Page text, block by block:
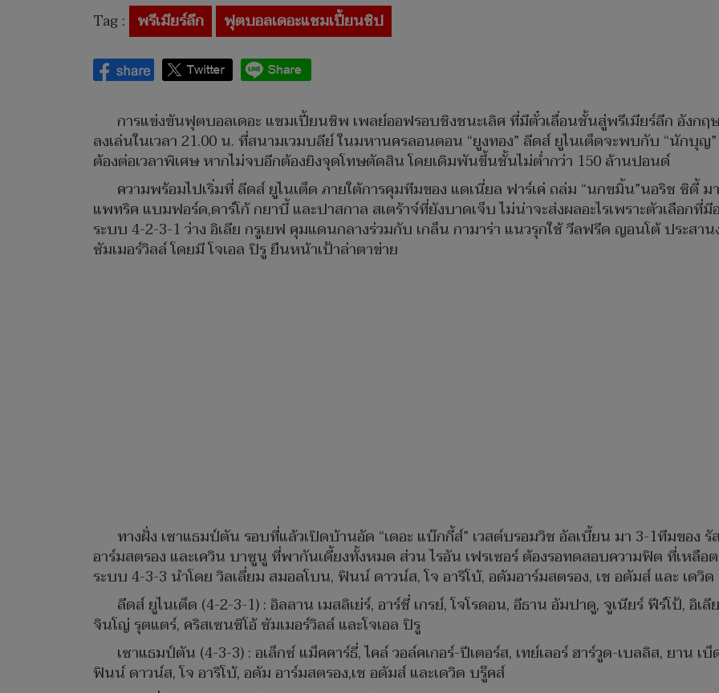
Tag : พรีเมียร์ลีก ฟุตบอลเดอะแชมเปี้ยนชิป
การแข่งขันฟุตบอลเดอะ แชมเปี้ยนชิพ เพลย์ออฟรอบชิงชนะเลิศ ที่มีตั๋วเลื่อนชั้นสู่พรีเมียร์ลีก อังก
ลงเล่นในเวลา 21.00 น. ที่สนามเวมบลีย์ ในมหานครลอนดอน “ยูงทอง” ลีดส์ ยูไนเต็ดจะพบกับ “นักบุญ
ต้องต่อเวลาพิเศษ หากไม่จบอีกต้องยิงจุดโทษตัดสิน โดยเดิมพันขึ้นชั้นไม่ต่ำกว่า 150 ล้านปอนด์
ความพร้อมไปเริ่มที่ ลีดส์ ยูไนเต็ด ภายใต้การคุมทีมของ แดเนี่ยล ฟาร์เค่ ถล่ม “นกขมิ้น”นอริช ซิตี้
แพทริค แบมฟอร์ด,ดาร์โก้ กยาบี้ และปาสกาล สเตร้าจ์ที่ยังบาดเจ็บ ไม่น่าจะส่งผลอะไรเพราะตัวเลือกที่
ระบบ 4-2-3-1 ว่าง อิเลีย กรูเยฟ คุมแดนกลางร่วมกับ เกล็น กามาร่า แนวรุกใช้ วีลฟรีด ญอนโต้ ประสา
ซัมเมอร์วิลล์ โดยมี โจเอล ปิรู ยืนหน้าเป้าล่าตาข่าย
ทางฝั่ง เซาแธมป์ตัน รอบที่แล้วเปิดบ้านอัด “เดอะ แบ๊กกี้ส์” เวสต์บรอมวิช อัลเบี้ยน มา 3-1ทีมของ
อาร์มสตรอง และเควิน บาซูนู ที่พากันเดี้ยงทั้งหมด ส่วน ไรอัน เฟรเซอร์ ต้องรอทดสอบความฟิต ที่เหลื
ระบบ 4-3-3 นำโดย วิลเลี่ยม สมอลโบน, ฟินน์ ดาวน์ส, โจ อาริโบ้, อดัมอาร์มสตรอง, เช อดัมส์ และ เดวิ
ลีดส์ ยูไนเต็ด (4-2-3-1) : อิลลาน เมสลิเย่ร์, อาร์ชี่ เกรย์, โจโรดอน, อีธาน อัมปาดู, จูเนียร์ ฟีร์โป้, อิ
จินโญ่ รุตแตร์, คริสเซนซิโอ้ ซัมเมอร์วิลล์ และโจเอล ปิรู
เซาแธมป์ตัน (4-3-3) : อเล็กซ์ แม็คคาร์ธี่, ไคล์ วอล์คเกอร์-ปีเตอร์ส, เทย์เลอร์ ฮาร์วูด-เบลลิส, ยาน
ฟินน์ ดาวน์ส, โจ อาริโบ้, อดัม อาร์มสตรอง,เช อดัมส์ และเดวิด บรู๊คส์